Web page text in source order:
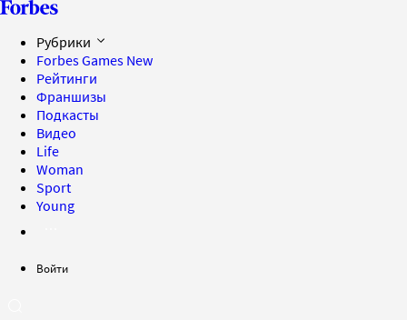
Рубрики
Forbes Games New
Рейтинги
Франшизы
Подкасты
Видео
Life
Woman
Sport
Young
Войти